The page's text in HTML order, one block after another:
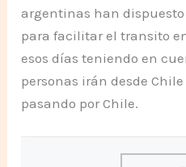
argentinas han
para facilitar el transito
esos días teniendo en
personas irán desde
pasando por Chile.